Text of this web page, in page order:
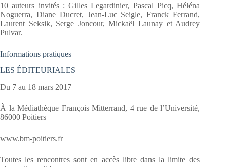
10 auteurs invités : Gilles Legardinier, Pascal Picq, Héléna
Noguerra, Diane Ducret, Jean‑Luc Seigle, Franck Ferrand,
Laurent Seksik, Serge Joncour, Mickaël Launay et Audrey
Pulvar.
Informations pratiques
LES ÉDITEURIALES
Du 7 au 18 mars 2017
À la Médiathèque François Mitterrand, 4 rue de l’Université,
86000 Poitiers
www.bm-poitiers.fr
Toutes les rencontres sont en accès libre dans la limite des